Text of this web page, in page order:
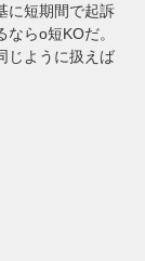
に短期間で起訴
らo短KOだ。
じように扱えば